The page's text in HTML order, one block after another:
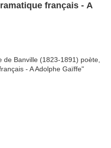
français - A